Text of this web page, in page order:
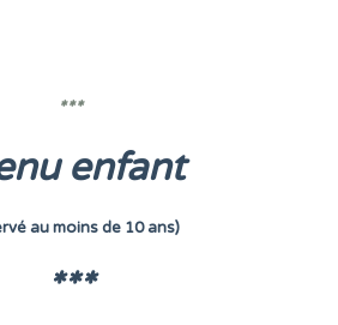
***
enfant
au moins de 10 ans)
***